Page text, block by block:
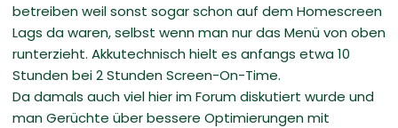
betreiben weil sonst sogar schon auf dem Homescreen
Lags da waren, selbst wenn man nur das Menü von oben
runterzieht. Akkutechnisch hielt es anfangs etwa 10
Stunden bei 2 Stunden Screen-On-Time.
Da damals auch viel hier im Forum diskutiert wurde und
man Gerüchte über bessere Optimierungen mit